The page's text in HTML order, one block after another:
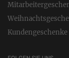
Kundengeschenke